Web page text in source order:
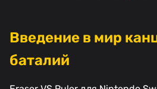
Введение в мир
баталий